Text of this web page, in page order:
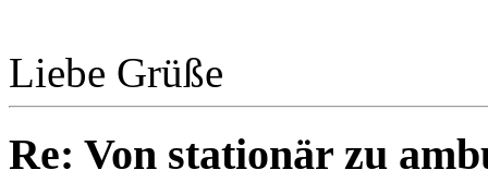
Liebe Grüße
Re: Von stationär zu